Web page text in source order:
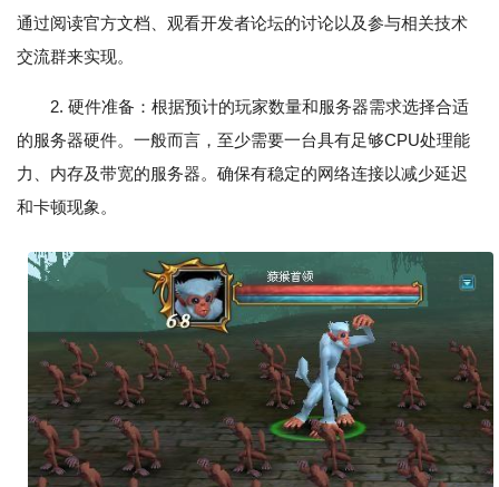
通过阅读官方文档、观看开发者论坛的讨论以及参与相关技术
交流群来实现。
2. 硬件准备：根据预计的玩家数量和服务器需求选择合适
的服务器硬件。一般而言，至少需要一台具有足够CPU处理能
力、内存及带宽的服务器。确保有稳定的网络连接以减少延迟
和卡顿现象。